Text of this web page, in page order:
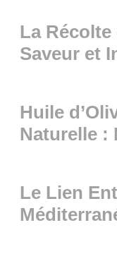
La Récolte
Saveur et
Huile
Naturelle :
Le Lien